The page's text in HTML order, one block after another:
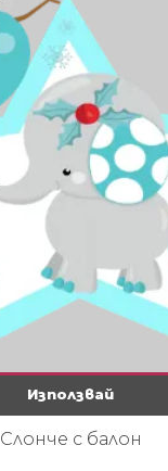
Използвай
Слонче с балон